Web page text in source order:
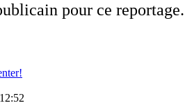
pour ce reportage.